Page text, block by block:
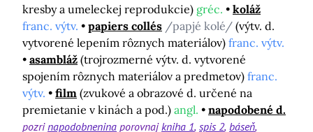
kresby a umeleckej reprodukcie) gréc.
koláž
franc. výtv.
papiers collés /papjé kolé/ (výtv. d.
vytvorené lepením rôznych materiálov) franc. výtv.
asambláž (trojrozmerné výtv. d. vytvorené
spojením rôznych materiálov a predmetov) franc.
výtv.
film (zvukové a obrazové d. určené na
premietanie v kinách a pod.) angl.
napodobené d.
pozrinapodobnenina porovnajkniha 1 spis 2 báseň